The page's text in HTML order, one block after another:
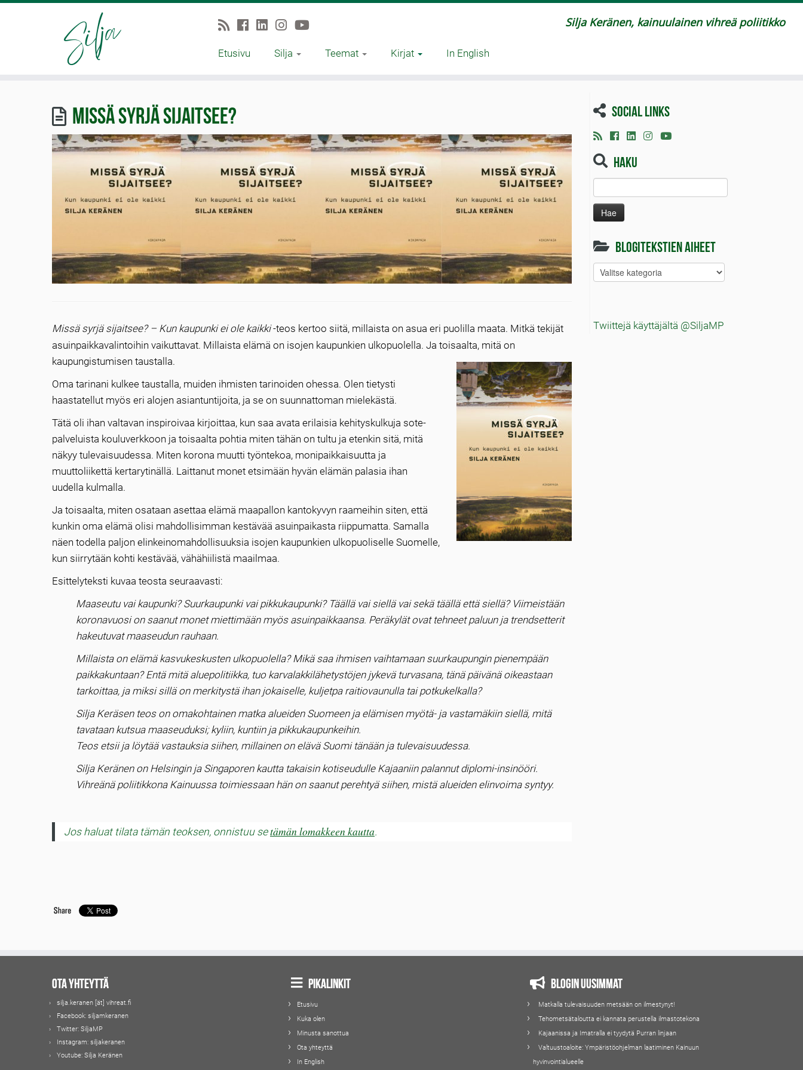
Silja Keränen, kainuulainen vihreä poliitikko
Etusivu Silja Teemat Kirjat In English
Missä syrjä sijaitsee?
Missä syrjä sijaitsee? – Kun kaupunki ei ole kaikki-teos kertoo siitä, millaista on asua eri puolilla maata. Mitkä tekijät
asuinpaikkavalintoihin vaikuttavat. Millaista elämä on isojen kaupunkien ulkopuolella. Ja toisaalta, mitä on
kaupungistumisen taustalla.
Oma tarinani kulkee taustalla, muiden ihmisten tarinoiden ohessa. Olen tietysti
haastatellut myös eri alojen asiantuntijoita, ja se on suunnattoman mielekästä.
Tätä oli ihan valtavan inspiroivaa kirjoittaa, kun saa avata erilaisia kehityskulkuja sote-
palveluista kouluverkkoon ja toisaalta pohtia miten tähän on tultu ja etenkin sitä, mitä
näkyy tulevaisuudessa. Miten korona muutti työntekoa, monipaikkaisuutta ja
muuttoliikettä kertarytinällä. Laittanut monet etsimään hyvän elämän palasia ihan
uudella kulmalla.
Ja toisaalta, miten osataan asettaa elämä maapallon kantokyvyn raameihin siten, että
kunkin oma elämä olisi mahdollisimman kestävää asuinpaikasta riippumatta. Samalla
näen todella paljon elinkeinomahdollisuuksia isojen kaupunkien ulkopuoliselle Suomelle,
kun siirrytään kohti kestävää, vähähiilistä maailmaa.
Esittelyteksti kuvaa teosta seuraavasti:
Maaseutu vai kaupunki? Suurkaupunki vai pikkukaupunki? Täällä vai siellä vai sekä täällä että siellä? Viimeistään
koronavuosi on saanut monet miettimään myös asuinpaikkaansa. Peräkylät ovat tehneet paluun ja trendsetterit
hakeutuvat maaseudun rauhaan.
Millaista on elämä kasvukeskusten ulkopuolella? Mikä saa ihmisen vaihtamaan suurkaupungin pienempään
paikkakuntaan? Entä mitä aluepolitiikka, tuo karvalakkilähetystöjen jykevä turvasana, tänä päivänä oikeastaan
tarkoittaa, ja miksi sillä on merkitystä ihan jokaiselle, kuljetpa raitiovaunulla tai potkukelkalla?
Silja Keräsen teos on omakohtainen matka alueiden Suomeen ja elämisen myötä- ja vastamäkiin siellä, mitä
tavataan kutsua maaseuduksi; kyliin, kuntiin ja pikkukaupunkeihin.
Teos etsii ja löytää vastauksia siihen, millainen on elävä Suomi tänään ja tulevaisuudessa.
Silja Keränen on Helsingin ja Singaporen kautta takaisin kotiseudulle Kajaaniin palannut diplomi-insinööri.
Vihreänä poliitikkona Kainuussa toimiessaan hän on saanut perehtyä siihen, mistä alueiden elinvoima syntyy.
Jos haluat tilata tämän teoksen, onnistuu setämän lomakkeen kautta.
Social links
Haku
Blogitekstien aiheet
Blogitekstien
aiheet
Twiittejä käyttäjältä @SiljaMP
Ota yhteyttä
silja.keranen [ät] vihreat.fi
Facebook: siljamkeranen
Twitter: SiljaMP
Instagram: siljakeranen
Youtube: Silja Keränen
Pikalinkit
Etusivu
Kuka olen
Minusta sanottua
Ota yhteyttä
In English
Blogin uusimmat
Matkalla tulevaisuuden metsään on ilmestynyt!
Tehometsätaloutta ei kannata perustella ilmastotekona
Kajaanissa ja Imatralla ei tyydytä Purran linjaan
Valtuustoaloite: Ympäristöohjelman laatiminen Kainuun
hyvinvointialueelle